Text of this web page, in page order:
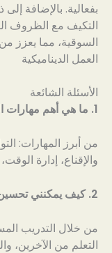
بفعالية. بالإضافة
التكيف مع الظروف
السوقية، مما يعزز
العمل الديناميكية
الأسئلة الشائعة
1. ما هي أهم مهارات السيلز التي يجب أن أمتلكها؟
من أبرز المهارات:
والإقناع، إدارة
2. كيف يمكنني تحسين مهاراتي في المبيعات؟
من خلال التدريب
التعلم من الآخرين،